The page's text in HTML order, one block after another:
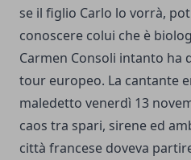
se il figlio Carlo lo vorrà,
conoscere colui che è
Carmen Consoli intanto ha
tour europeo. La cantante
maledetto venerdì 13
caos tra spari, sirene ed
città francese doveva